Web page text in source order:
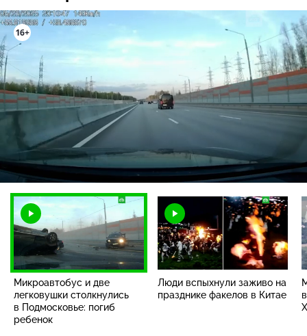
/
Загрузка:
98.59%
Микроавтобус и две
легковушки столкнулись
в Подмосковье: погиб
ребенок
Люди вспыхнули заживо на
празднике факелов в Китае